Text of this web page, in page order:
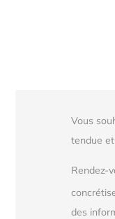
Vous
tendue
Rendez-
des